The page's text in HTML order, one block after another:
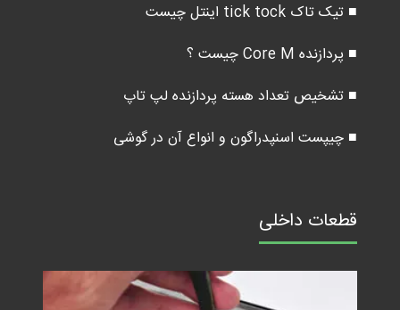
■ تیک تاک tick tock اینتل چیست
■ پردازنده Core M چیست ؟
■ تشخیص تعداد هسته پردازنده لپ تاپ
■ چیپست اسنپدراگون و انواع آن در گوشی
قطعات داخلی